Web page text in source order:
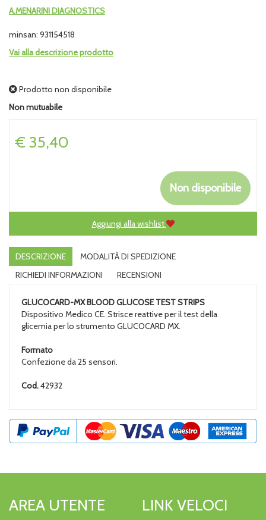
A.MENARINI DIAGNOSTICS
minsan: 931154518
Vai alla descrizione prodotto
Prodotto non disponibile
Non mutuabile
Prezzo
€ 35,40
Non disponibile
Aggiungi alla wishlist
DESCRIZIONE
MODALITÀ DI SPEDIZIONE
RICHIEDI INFORMAZIONI
RECENSIONI
GLUCOCARD-MX BLOOD GLUCOSE TEST STRIPS
Dispositivo Medico CE. Strisce reattive per il test della
glicemia per lo strumento GLUCOCARD MX.
Formato
Confezione da 25 sensori.
Cod.42932
AREA UTENTE LINK VELOCI